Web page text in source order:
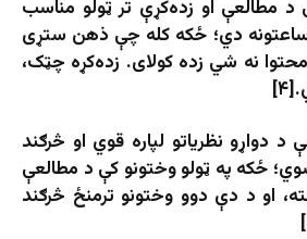
مطالعې او زده‌کړې تر ټولو مناسب
دي؛ ځکه کله چې ذهن ستړی
نه شي زده کولای. زده‌کړه چټک،
نظریاتو لپاره قوي او څرګند
ځکه په ټولو وختونو کې د مطالعې
او د دې دوو وختونو ترمنځ څرګند